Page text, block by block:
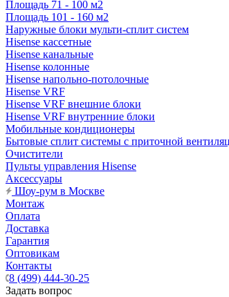
Площадь 71 - 100 м2
Площадь 101 - 160 м2
Наружные блоки мульти-сплит систем
Hisense кассетные
Hisense канальные
Hisense колонные
Hisense напольно-потолочные
Hisense VRF
Hisense VRF внешние блоки
Hisense VRF внутренние блоки
Мобильные кондиционеры
Бытовые сплит системы с приточной
Очистители
Пульты управления Hisense
Аксессуары
Шоу-рум в Москве
Монтаж
Оплата
Доставка
Гарантия
Оптовикам
Контакты
8 (499) 444-30-25
Задать вопрос